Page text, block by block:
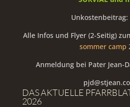
Unkostenbeitrag:
Alle Infos und Flyer (2-Seitig)
sommer camp
Anmeldung bei Pater Jean-
DAS AKTUELLE
2026